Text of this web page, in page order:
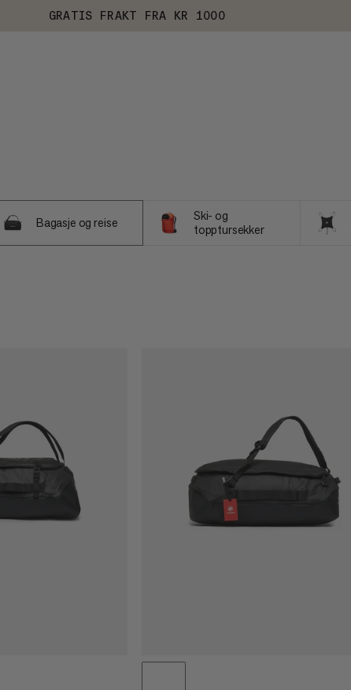
GRATIS FRAKT FRA KR 1000
Bagasje og reise
Ski- og
topptursekker